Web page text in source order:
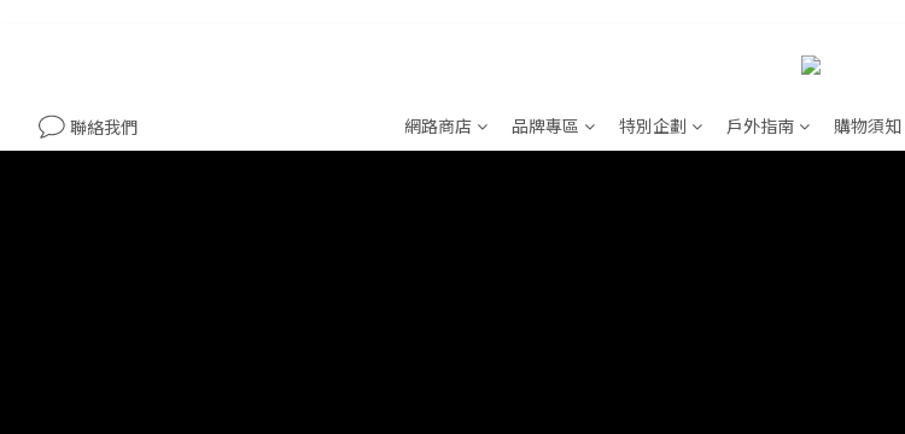
聯絡我們 網路商店 品牌專區 特別企劃 戶外指南 購物須知